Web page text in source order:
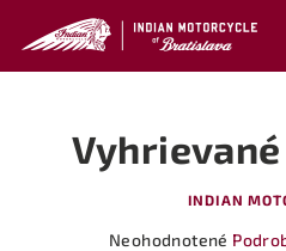
obsah
INDIAN
Priemerné
Neohodnotené